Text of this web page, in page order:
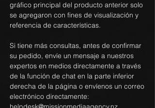
gráfico principal del producto anterior solo
se agregaron con fines de visualización y
referencia de características.
Si tiene más consultas, antes de confirmar
su pedido, envíe un mensaje a nuestros
expertos en medios directamente a través
de la función de chat en la parte inferior
derecha de la página o envíenos un correo
electrónico directamente: